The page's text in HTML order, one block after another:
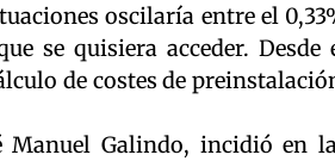
oscilaría entre el
se quisiera acceder. Desde
de costes de
Manuel Galindo, incidió en